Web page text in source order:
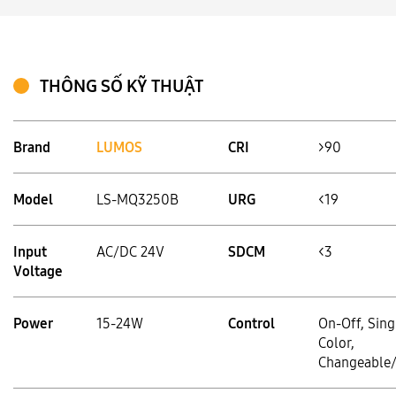
THÔNG SỐ KỸ THUẬT
Brand LUMOS CRI >90
Model LS-MQ3250B URG <19
Input
Voltage
AC/DC 24V SDCM <3
Power 15-24W Control
On-Off,
Color,